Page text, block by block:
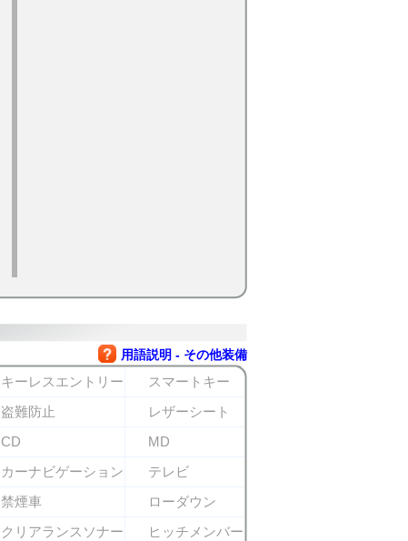
用語説明 - その他装備
キーレスエントリー
スマートキー
盗難防止
レザーシート
CD
MD
カーナビゲーション
テレビ
禁煙車
ローダウン
クリアランスソナー
ヒッチメンバー